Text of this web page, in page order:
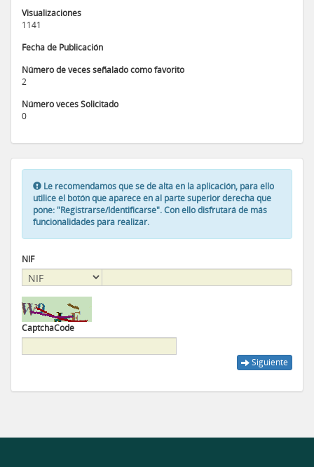
Visualizaciones
1141
Fecha de Publicación
Número de veces señalado como favorito
2
Número veces Solicitado
0
Le recomendamos que se de alta en la aplicación, para ello
utilice el botón que aparece en al parte superior derecha que
pone: "Registrarse/Identificarse". Con ello disfrutará de más
funcionalidades para realizar.
NIF
CaptchaCode
Siguiente